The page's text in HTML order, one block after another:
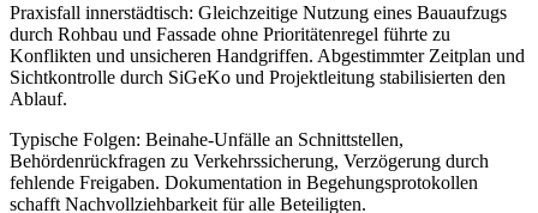
Praxisfall innerstädtisch: Gleichzeitige Nutzung eines Bauaufzugs
durch Rohbau und Fassade ohne Prioritätenregel führte zu
Konflikten und unsicheren Handgriffen. Abgestimmter Zeitplan und
Sichtkontrolle durch SiGeKo und Projektleitung stabilisierten den
Ablauf.
Typische Folgen: Beinahe-Unfälle an Schnittstellen,
Behördenrückfragen zu Verkehrssicherung, Verzögerung durch
fehlende Freigaben. Dokumentation in Begehungsprotokollen
schafft Nachvollziehbarkeit für alle Beteiligten.